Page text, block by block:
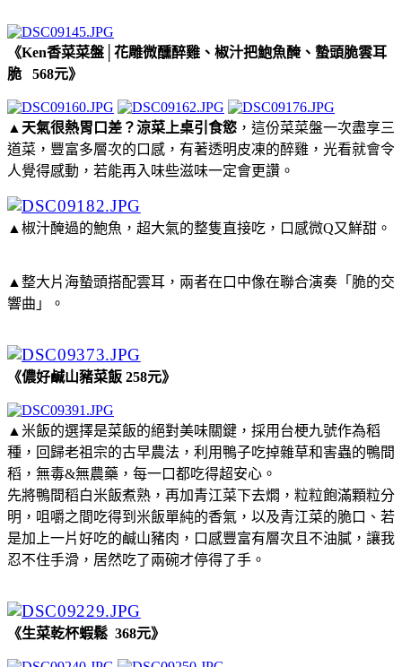
《Ken香菜菜盤│花雕微醺醉雞、椒汁把鮑魚醃、蟄頭脆雲耳
脆 568元》
▲天氣很熱胃口差？涼菜上桌引食慾 ，這份菜菜盤一次盡享三
道菜，豐富多層次的口感，有著透明皮凍的醉雞，光看就會令
人覺得感動，若能再入味些滋味一定會更讚。
▲椒汁醃過的鮑魚，超大氣的整隻直接吃，口感微Q又鮮甜。
▲整大片海蟄頭搭配雲耳，兩者在口中像在聯合演奏「脆的交
響曲」。
《儂好鹹山豬菜飯 258元》
▲米飯的選擇是菜飯的絕對美味關鍵，採用台梗九號作為稻
種，回歸老祖宗的古早農法，利用鴨子吃掉雜草和害蟲的鴨間
稻，無毒&無農藥，每一口都吃得超安心。
先將鴨間稻白米飯煮熟，再加青江菜下去燜，粒粒飽滿顆粒分
明，咀嚼之間吃得到米飯單純的香氣，以及青江菜的脆口、若
是加上一片好吃的鹹山豬肉，口感豐富有層次且不油膩，讓我
忍不住手滑，居然吃了兩碗才停得了手。
《生菜乾杯蝦鬆 368元》